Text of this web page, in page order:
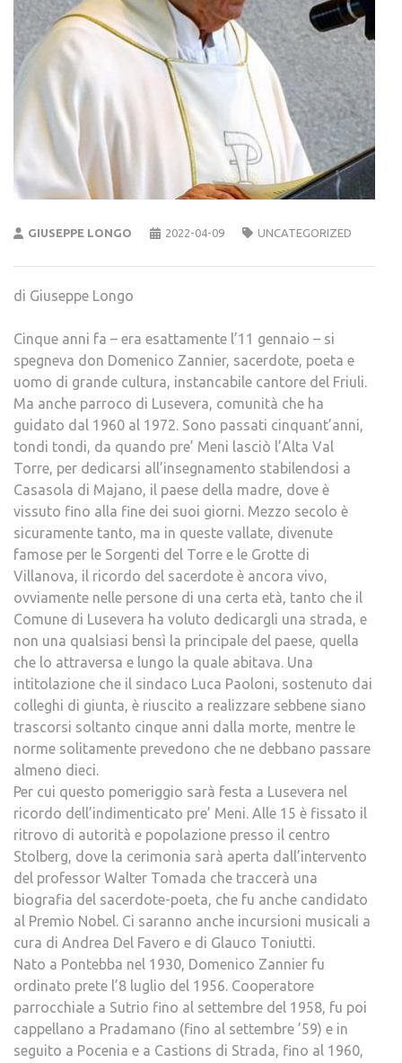
GIUSEPPE LONGO 2022-04-09 UNCATEGORIZED
di Giuseppe Longo
Cinque anni fa – era esattamente l’11 gennaio – si
spegneva don Domenico Zannier, sacerdote, poeta e
uomo di grande cultura, instancabile cantore del Friuli.
Ma anche parroco di Lusevera, comunità che ha
guidato dal 1960 al 1972. Sono passati cinquant’anni,
tondi tondi, da quando pre’ Meni lasciò l’Alta Val
Torre, per dedicarsi all’insegnamento stabilendosi a
Casasola di Majano, il paese della madre, dove è
vissuto fino alla fine dei suoi giorni. Mezzo secolo è
sicuramente tanto, ma in queste vallate, divenute
famose per le Sorgenti del Torre e le Grotte di
Villanova, il ricordo del sacerdote è ancora vivo,
ovviamente nelle persone di una certa età, tanto che il
Comune di Lusevera ha voluto dedicargli una strada, e
non una qualsiasi bensì la principale del paese, quella
che lo attraversa e lungo la quale abitava. Una
intitolazione che il sindaco Luca Paoloni, sostenuto dai
colleghi di giunta, è riuscito a realizzare sebbene siano
trascorsi soltanto cinque anni dalla morte, mentre le
norme solitamente prevedono che ne debbano passare
almeno dieci.
Per cui questo pomeriggio sarà festa a Lusevera nel
ricordo dell’indimenticato pre’ Meni. Alle 15 è fissato il
ritrovo di autorità e popolazione presso il centro
Stolberg, dove la cerimonia sarà aperta dall’intervento
del professor Walter Tomada che traccerà una
biografia del sacerdote-poeta, che fu anche candidato
al Premio Nobel. Ci saranno anche incursioni musicali a
cura di Andrea Del Favero e di Glauco Toniutti.
Nato a Pontebba nel 1930, Domenico Zannier fu
ordinato prete l’8 luglio del 1956. Cooperatore
parrocchiale a Sutrio fino al settembre del 1958, fu poi
cappellano a Pradamano (fino al settembre ’59) e in
seguito a Pocenia e a Castions di Strada, fino al 1960,